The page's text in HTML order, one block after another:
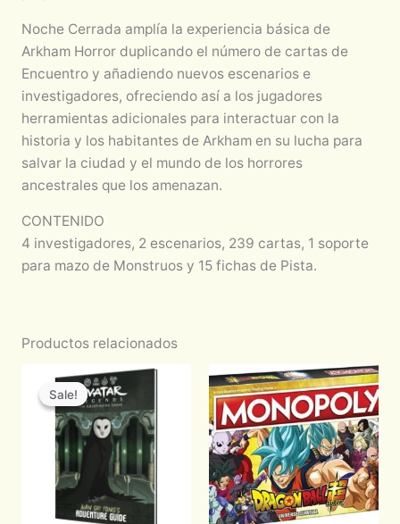
Noche Cerrada amplía la experiencia básica de
Arkham Horror duplicando el número de cartas de
Encuentro y añadiendo nuevos escenarios e
investigadores, ofreciendo así a los jugadores
herramientas adicionales para interactuar con la
historia y los habitantes de Arkham en su lucha para
salvar la ciudad y el mundo de los horrores
ancestrales que los amenazan.
CONTENIDO
4 investigadores, 2 escenarios, 239 cartas, 1 soporte
para mazo de Monstruos y 15 fichas de Pista.
Productos relacionados
Sale!
Sale!
Original
price
was:
$820.00.
Current
$697.00.